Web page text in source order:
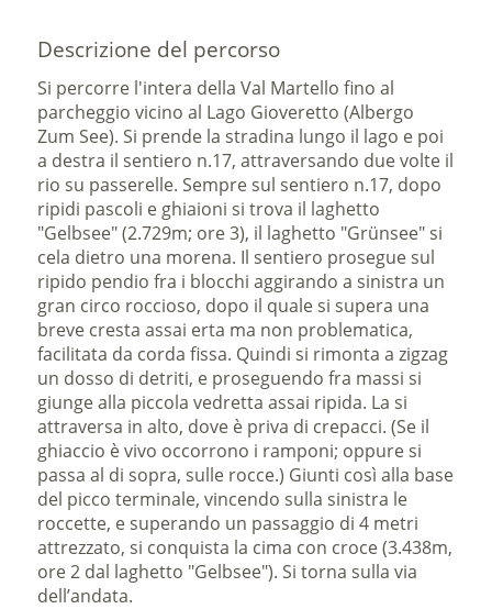
Descrizione del percorso
Si percorre l'intera della Val Martello fino al
parcheggio vicino al Lago Gioveretto (Albergo
Zum See). Si prende la stradina lungo il lago e poi
a destra il sentiero n.17, attraversando due volte il
rio su passerelle. Sempre sul sentiero n.17, dopo
ripidi pascoli e ghiaioni si trova il laghetto
"Gelbsee" (2.729m; ore 3), il laghetto "Grünsee" si
cela dietro una morena. Il sentiero prosegue sul
ripido pendio fra i blocchi aggirando a sinistra un
gran circo roccioso, dopo il quale si supera una
breve cresta assai erta ma non problematica,
facilitata da corda fissa. Quindi si rimonta a zigzag
un dosso di detriti, e proseguendo fra massi si
giunge alla piccola vedretta assai ripida. La si
attraversa in alto, dove è priva di crepacci. (Se il
ghiaccio è vivo occorrono i ramponi; oppure si
passa al di sopra, sulle rocce.) Giunti così alla base
del picco terminale, vincendo sulla sinistra le
roccette, e superando un passaggio di 4 metri
attrezzato, si conquista la cima con croce (3.438m,
ore 2 dal laghetto "Gelbsee"). Si torna sulla via
dell’andata.